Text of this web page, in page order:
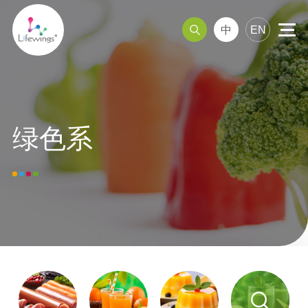
天然色素
中 EN
绿色系